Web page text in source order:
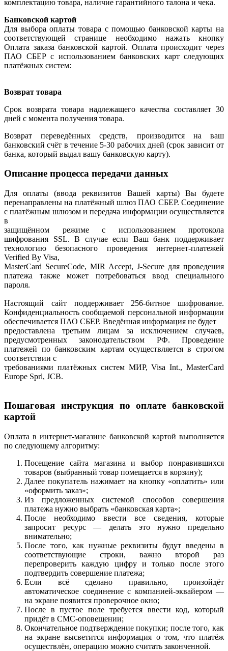
комплектацию товара, наличие гарантийного талона и чека.
Банковской картой
Для выбора оплаты товара с помощью банковской карты на
соответствующей странице необходимо нажать кнопку
Оплата заказа банковской картой. Оплата происходит через
ПАО СБЕР с использованием банковских карт следующих
платёжных систем:
Возврат товара
Срок возврата товара надлежащего качества составляет 30
дней с момента получения товара.
Возврат переведённых средств, производится на ваш
банковский счёт в течение 5-30 рабочих дней (срок зависит от
банка, который выдал вашу банковскую карту).
Описание процесса передачи данных
Для оплаты (ввода реквизитов Вашей карты) Вы будете
перенаправлены на платёжный шлюз ПАО СБЕР. Соединение
с платёжным шлюзом и передача информации осуществляется
в
защищённом режиме с использованием протокола
шифрования SSL. В случае если Ваш банк поддерживает
технологию безопасного проведения интернет-платежей
Verified By Visa,
MasterCard SecureCode, MIR Accept, J-Secure для проведения
платежа также может потребоваться ввод специального
пароля.
Настоящий сайт поддерживает 256-битное шифрование.
Конфиденциальность сообщаемой персональной информации
обеспечивается ПАО СБЕР. Введённая информация не будет
предоставлена третьим лицам за исключением случаев,
предусмотренных законодательством РФ. Проведение
платежей по банковским картам осуществляется в строгом
соответствии с
требованиями платёжных систем МИР, Visa Int., MasterCard
Europe Sprl, JCB.
Пошаговая инструкция по оплате банковской
картой
Оплата в интернет-магазине банковской картой выполняется
по следующему алгоритму:
Посещение сайта магазина и выбор понравившихся
товаров (выбранный товар помещается в корзину);
Далее покупатель нажимает на кнопку «оплатить» или
«оформить заказ»;
Из предложенных системой способов совершения
платежа нужно выбрать «банковская карта»;
После необходимо ввести все сведения, которые
запросит ресурс — делать это нужно предельно
внимательно;
После того, как нужные реквизиты будут введены в
соответствующие строки, важно второй раз
перепроверить каждую цифру и только после этого
подтвердить совершение платежа;
Если всё сделано правильно, произойдёт
автоматическое соединение с компанией-эквайером —
на экране появится проверочное окно;
После в пустое поле требуется ввести код, который
придёт в СМС-оповещении;
Окончательное подтверждение покупки; после того, как
на экране высветится информация о том, что платёж
осуществлён, операцию можно считать законченной.